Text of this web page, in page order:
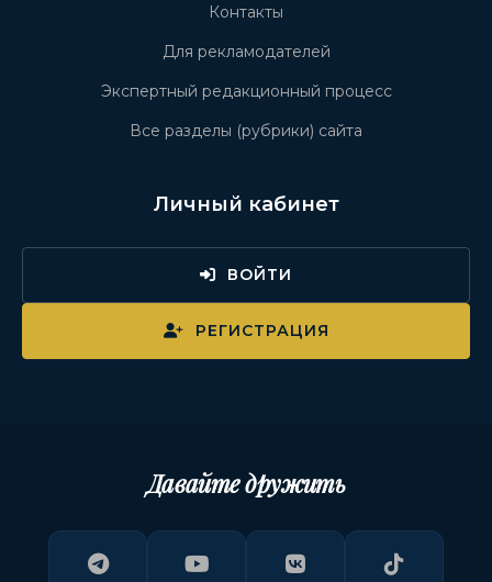
Контакты
Для рекламодателей
Экспертный редакционный процесс
Все разделы (рубрики) сайта
Личный кабинет
ВОЙТИ
РЕГИСТРАЦИЯ
Давайте дружить